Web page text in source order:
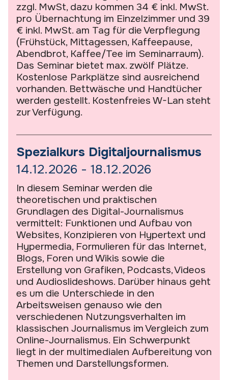
zzgl. MwSt, dazu kommen 34 € inkl. MwSt.
pro Übernachtung im Einzelzimmer und 39
€ inkl. MwSt. am Tag für die Verpflegung
(Frühstück, Mittagessen, Kaffeepause,
Abendbrot, Kaffee/Tee im Seminarraum).
Das Seminar bietet max. zwölf Plätze.
Kostenlose Parkplätze sind ausreichend
vorhanden. Bettwäsche und Handtücher
werden gestellt. Kostenfreies W-Lan steht
zur Verfügung.
Spezialkurs Digitaljournalismus
14.12.2026 - 18.12.2026
In diesem Seminar werden die
theoretischen und praktischen
Grundlagen des Digital-Journalismus
vermittelt: Funktionen und Aufbau von
Websites, Konzipieren von Hypertext und
Hypermedia, Formulieren für das Internet,
Blogs, Foren und Wikis sowie die
Erstellung von Grafiken, Podcasts, Videos
und Audioslideshows. Darüber hinaus geht
es um die Unterschiede in den
Arbeitsweisen genauso wie den
verschiedenen Nutzungsverhalten im
klassischen Journalismus im Vergleich zum
Online-Journalismus. Ein Schwerpunkt
liegt in der multimedialen Aufbereitung von
Themen und Darstellungsformen.